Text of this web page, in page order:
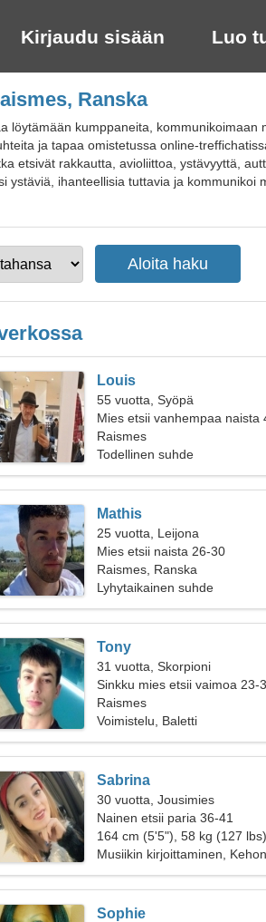
Kirjaudu sisään Luo
Ranska
löytämään kumppaneita, kommunikoimaan
ja tapaa omistetussa online-
etsivät rakkautta, avioliittoa, ystävyyttä,
ystäviä, ihanteellisia tuttavia ja kommunikoi
Louis
55 vuotta, Syöpä
Mies etsii vanhempaa naista
Raismes
Todellinen suhde
Mathis
25 vuotta, Leijona
Mies etsii naista 26-30
Raismes, Ranska
Lyhytaikainen suhde
Tony
31 vuotta, Skorpioni
Sinkku mies etsii vaimoa 23-
Raismes
Voimistelu, Baletti
Sabrina
30 vuotta, Jousimies
Nainen etsii paria 36-41
164 cm (5'5"), 58 kg (127 lbs)
Musiikin kirjoittaminen,
Sophie